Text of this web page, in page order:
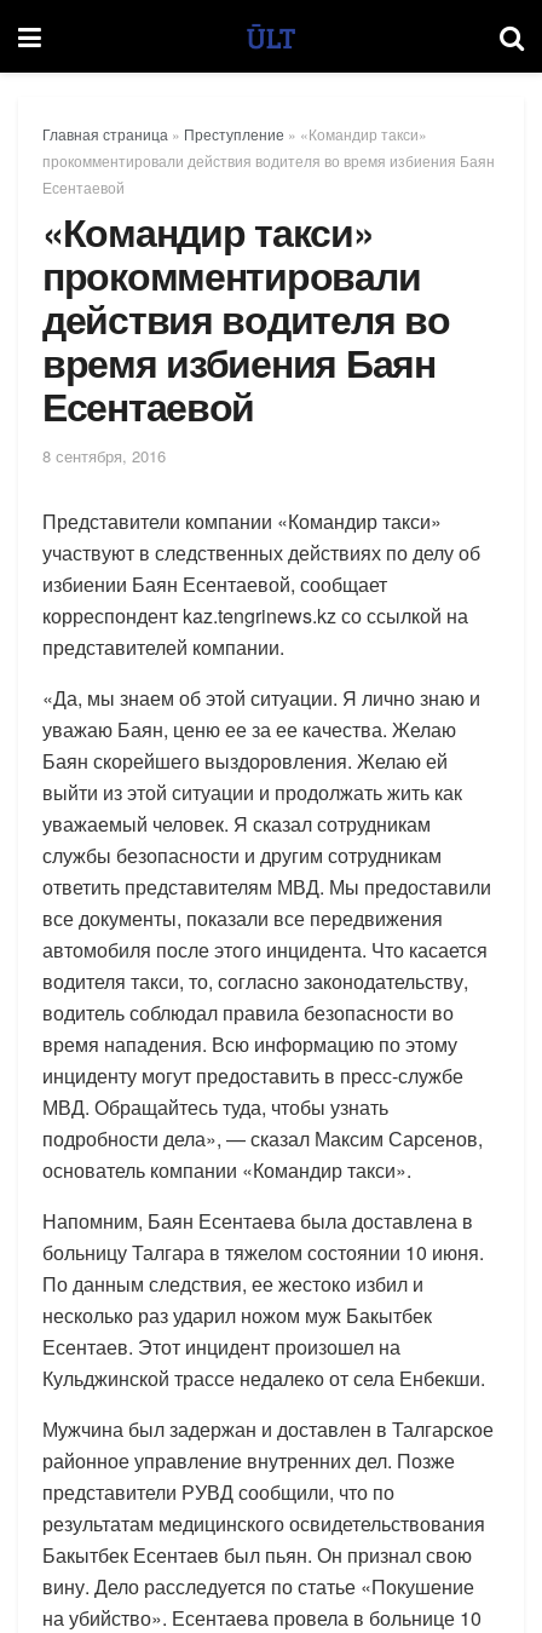
Главная страница » Преступление » «Командир такси»
прокомментировали действия водителя во время избиения Баян
Есентаевой
«Командир такси»
прокомментировали
действия водителя во
время избиения Баян
Есентаевой
8 сентября, 2016
Представители компании «Командир такси»
участвуют в следственных действиях по делу об
избиении Баян Есентаевой, сообщает
корреспондент kaz.tengrinews.kz со ссылкой на
представителей компании.
«Да, мы знаем об этой ситуации. Я лично знаю и
уважаю Баян, ценю ее за ее качества. Желаю
Баян скорейшего выздоровления. Желаю ей
выйти из этой ситуации и продолжать жить как
уважаемый человек. Я сказал сотрудникам
службы безопасности и другим сотрудникам
ответить представителям МВД. Мы предоставили
все документы, показали все передвижения
автомобиля после этого инцидента. Что касается
водителя такси, то, согласно законодательству,
водитель соблюдал правила безопасности во
время нападения. Всю информацию по этому
инциденту могут предоставить в пресс-службе
МВД. Обращайтесь туда, чтобы узнать
подробности дела», — сказал Максим Сарсенов,
основатель компании «Командир такси».
Напомним, Баян Есентаева была доставлена в
больницу Талгара в тяжелом состоянии 10 июня.
По данным следствия, ее жестоко избил и
несколько раз ударил ножом муж Бакытбек
Есентаев. Этот инцидент произошел на
Кульджинской трассе недалеко от села Енбекши.
Мужчина был задержан и доставлен в Талгарское
районное управление внутренних дел. Позже
представители РУВД сообщили, что по
результатам медицинского освидетельствования
Бакытбек Есентаев был пьян. Он признал свою
вину. Дело расследуется по статье «Покушение
на убийство». Есентаева провела в больнице 10